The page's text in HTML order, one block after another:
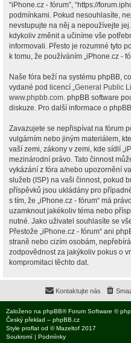
“iPhone.cz - fórum”, “https://
podmínkami. Pokud nesouhlasíte,
nevstupujte na něj a nepoužívejte
kdykoliv změnit a učiníme vše
informovali. Přesto je rozumné tyto
k tomu, že používáním „iPhone.cz -
Naše fóra beží na systému phpBB,
vydané pod licencí „General Public
www.phpbb.com. phpBB software
diskuze. Pro další informace o
Zavazujete se nepřispívat na fórum
vulgárním nebo jiným materiálem,
vaší zemi, zákony v zemi, kde sídlí
mezinárodní právo. Tato činnost
vykázání z fóra a/nebo upozornění
služeb (ISP) na vaši činnost, pokud
příspěvků jsou ukládány pro
s tím, že „iPhone.cz - fórum“ má
uzamknout jakékoliv téma nebo
nutné. Jako uživatel souhlasíte se
Přestože „iPhone.cz - fórum“ ani
straně nebo cizím osobám,
zodpovědnost za jakýkoliv pokus o
kompromitaci těchto dat.
Kontaktujte nás
Založeno na phpBB® Forum Software ©
Český překlad – phpBB.cz
Style proflat od ©Mazeltof 2017
Soukromí | Podmínky